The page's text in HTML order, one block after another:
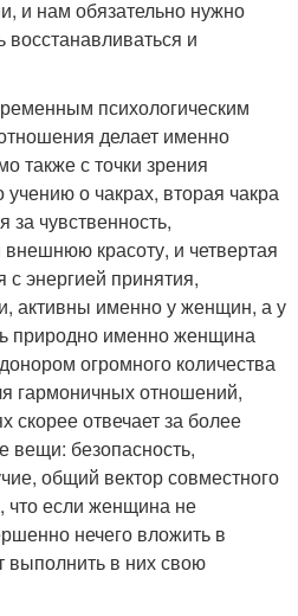
и нам обязательно нужно
и
психологическим
делает именно
также с точки зрения
учению о чакрах, вторая чакра
чувственность,
внешнюю красоту, и четвертая
с энергией принятия,
активны именно у женщин, а у
природно именно женщина
огромного количества
гармоничных отношений,
отвечает за более
безопасность,
общий вектор совместного
что если женщина не
нечего вложить в
в них свою